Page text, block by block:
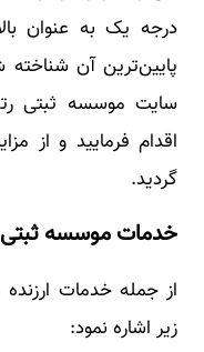
درجه یک به عنوان
پایین‌ترین آن
سایت موسسه ثبتی
اقدام فرمایید و از
گردید.
خدمات موسسه ثبتی
از جمله خدمات
زیر اشاره نمود: